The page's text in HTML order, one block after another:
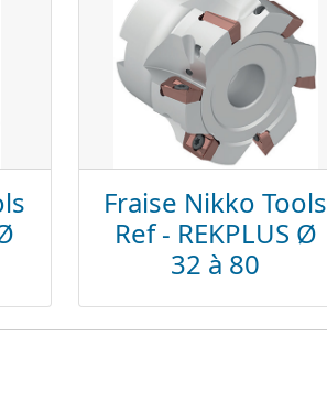
Fraise Nikko Tools
Ref - REKPLUS Ø
32 à 80